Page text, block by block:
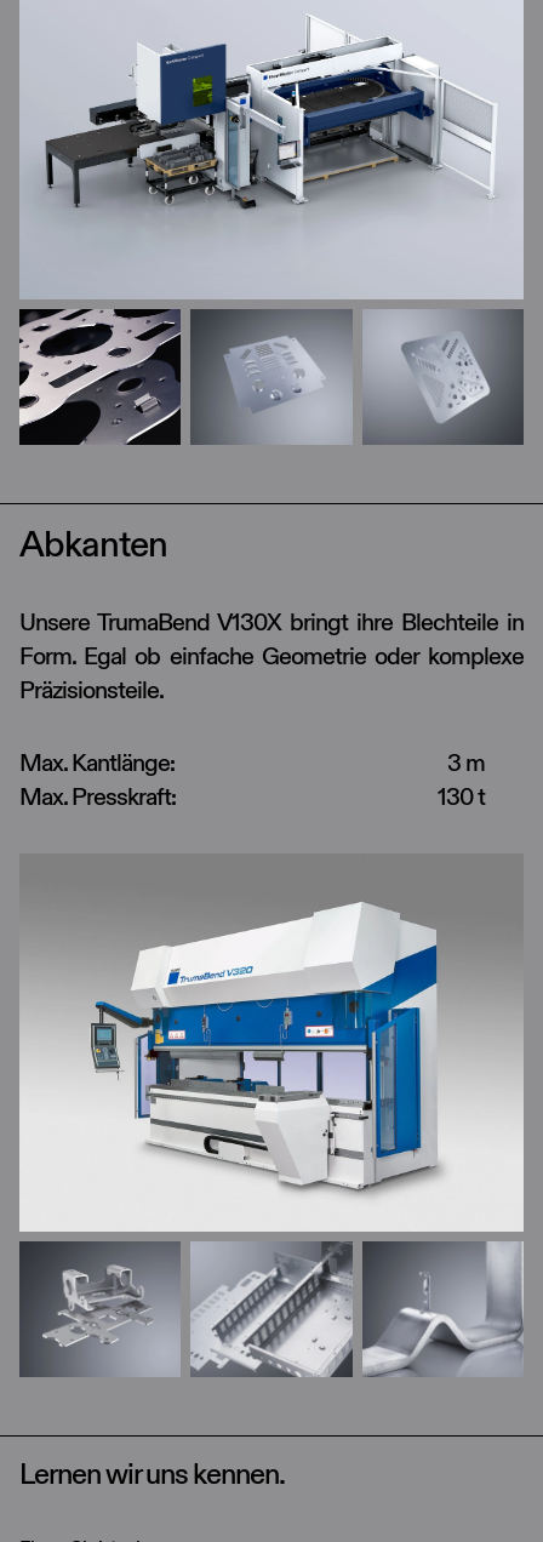
Abkanten
Unsere TrumaBend V130X bringt ihre Blechteile in
Form. Egal ob einfache Geometrie oder komplexe
Präzisionsteile.
Max. Kantlänge:
3 m
Max. Presskraft:
130 t
Lernen wir uns kennen.